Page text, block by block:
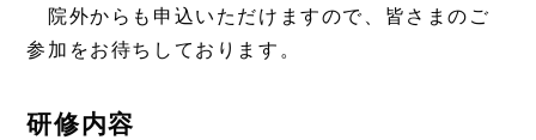
院外からも申込いただけますので、皆さまのご
参加をお待ちしております。
研修内容